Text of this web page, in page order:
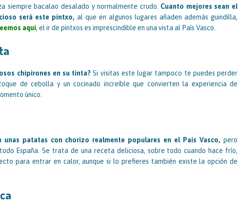
siempre bacalao desalado y normalmente crudo. Cuanto mejores sean el
será este pintxo,al que en algunos lugares añaden además guindilla,
aquí, el ir de pintxos es imprescindible en una vista al País Vasco.
chipirones en su tinta? Si visitas este lugar tampoco te puedes perder
de cebolla y un cocinado increíble que convierten la experiencia de
único.
unas patatas con chorizo realmente populares en el País Vasco,pero
España. Se trata de una receta deliciosa, sobre todo cuando hace frío,
para entrar en calor, aunque si lo prefieres también existe la opción de